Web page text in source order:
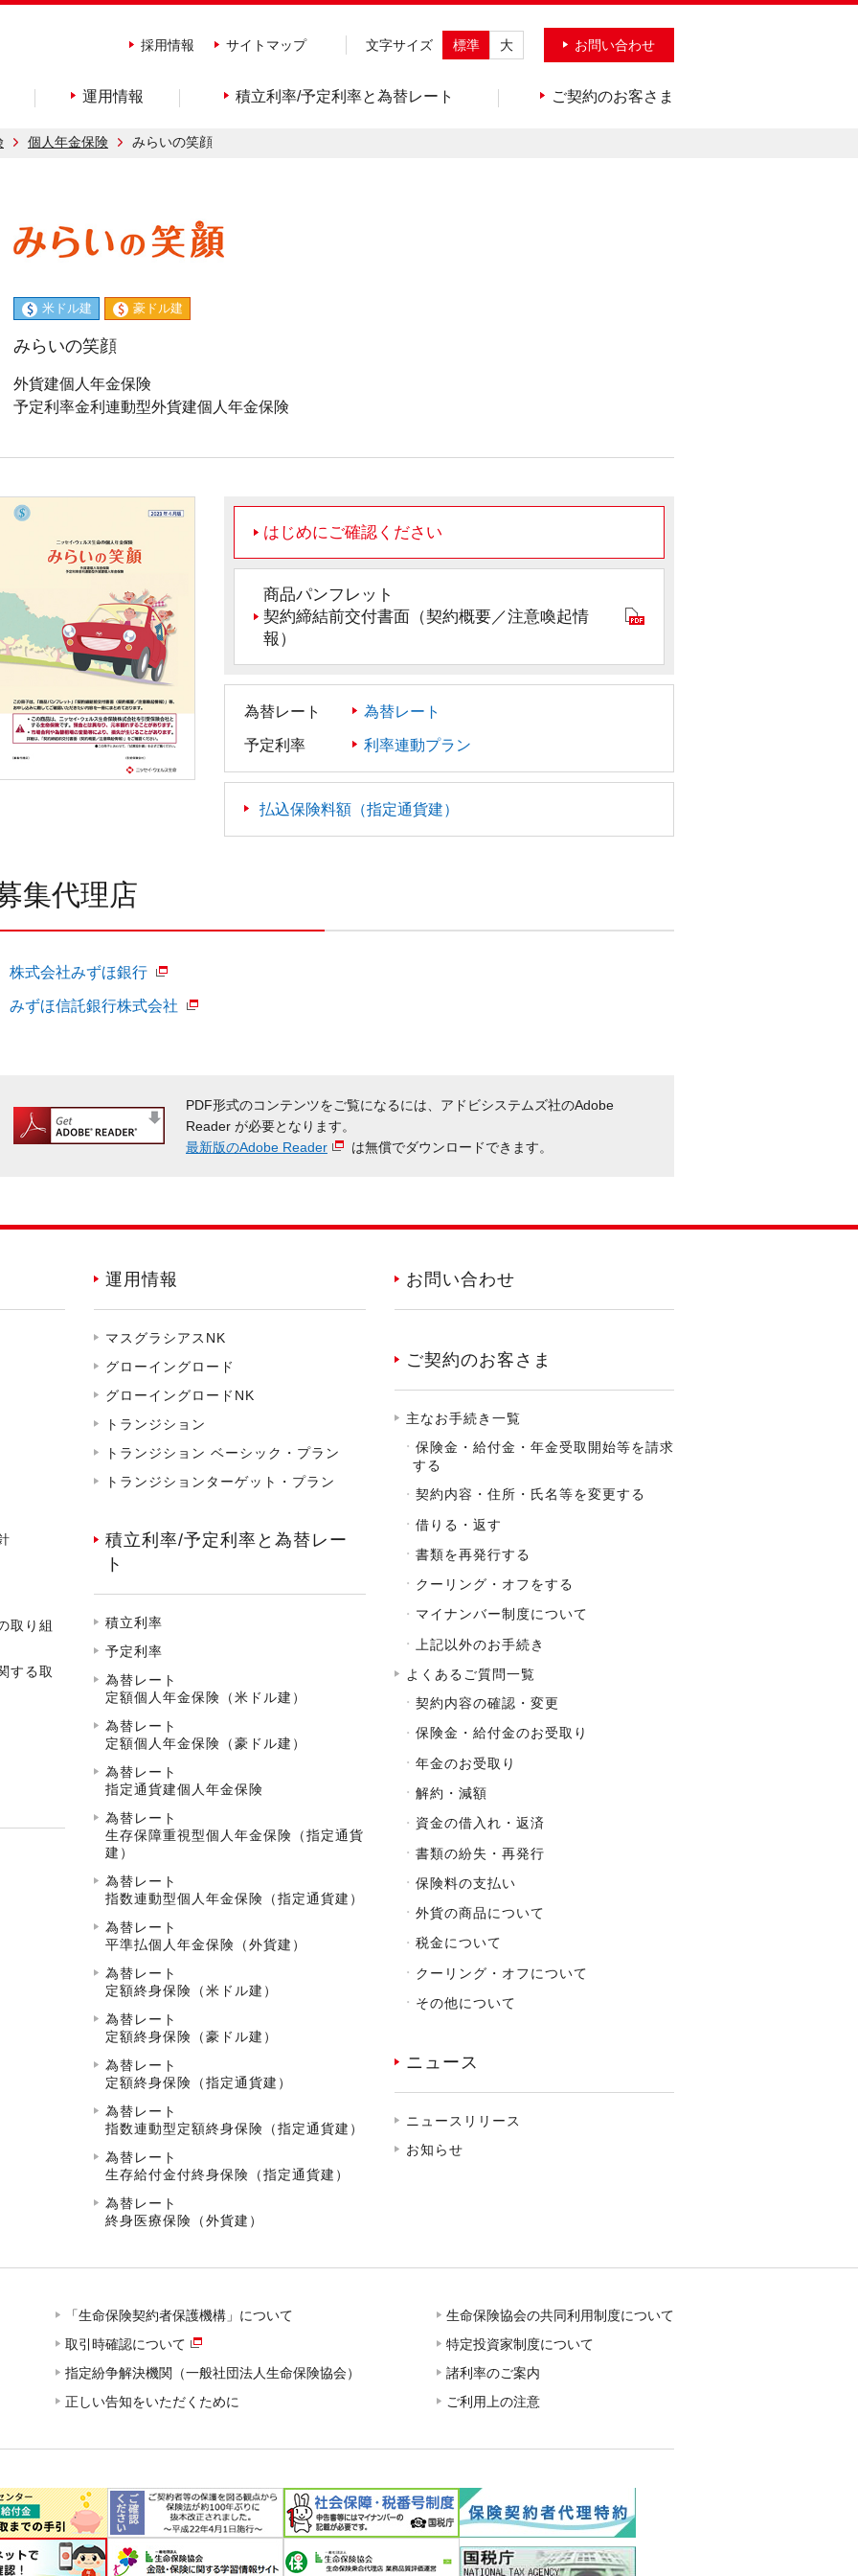
採用情報 サイトマップ 文字サイズ 標準 大 お問い合わせ
運用情報 積立利率/予定利率と為替レート ご契約のお客さま
個人年金保険 みらいの笑顔
米ドル建 豪ドル建
みらいの笑顔
外貨建個人年金保険
予定利率金利連動型外貨建個人年金保険
はじめにご確認ください
商品パンフレット
契約締結前交付書面（契約概要／注意喚起情
報）
為替レート 為替レート
予定利率 利率連動プラン
払込保険料額（指定通貨建）
集代理店
株式会社みずほ銀行
みずほ信託銀行株式会社
PDF形式のコンテンツをご覧になるには、アドビシステムズ社のAdobe
Reader が必要となります。
最新版のAdobe Reader
は無償でダウンロードできます。
取り組
する取
運用情報
マスグラシアスNK
グローイングロード
グローイングロードNK
トランジション
トランジション ベーシック・プラン
トランジションターゲット・プラン
積立利率/予定利率と為替レー
ト
積立利率
予定利率
為替レート
定額個人年金保険（米ドル建）
為替レート
定額個人年金保険（豪ドル建）
為替レート
指定通貨建個人年金保険
為替レート
生存保障重視型個人年金保険（指定通貨
建）
為替レート
指数連動型個人年金保険（指定通貨建）
為替レート
平準払個人年金保険（外貨建）
為替レート
定額終身保険（米ドル建）
為替レート
定額終身保険（豪ドル建）
為替レート
定額終身保険（指定通貨建）
為替レート
指数連動型定額終身保険（指定通貨建）
為替レート
生存給付金付終身保険（指定通貨建）
為替レート
終身医療保険（外貨建）
お問い合わせ
ご契約のお客さま
主なお手続き一覧
保険金・給付金・年金受取開始等を請求
する
契約内容・住所・氏名等を変更する
借りる・返す
書類を再発行する
クーリング・オフをする
マイナンバー制度について
上記以外のお手続き
よくあるご質問一覧
契約内容の確認・変更
保険金・給付金のお受取り
年金のお受取り
解約・減額
資金の借入れ・返済
書類の紛失・再発行
保険料の支払い
外貨の商品について
税金について
クーリング・オフについて
その他について
ニュース
ニュースリリース
お知らせ
「生命保険契約者保護機構」について
取引時確認について
指定紛争解決機関（一般社団法人生命保険協会）
正しい告知をいただくために
生命保険協会の共同利用制度について
特定投資家制度について
諸利率のご案内
ご利用上の注意